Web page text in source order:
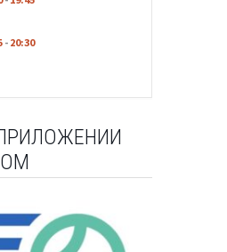
- 20:30